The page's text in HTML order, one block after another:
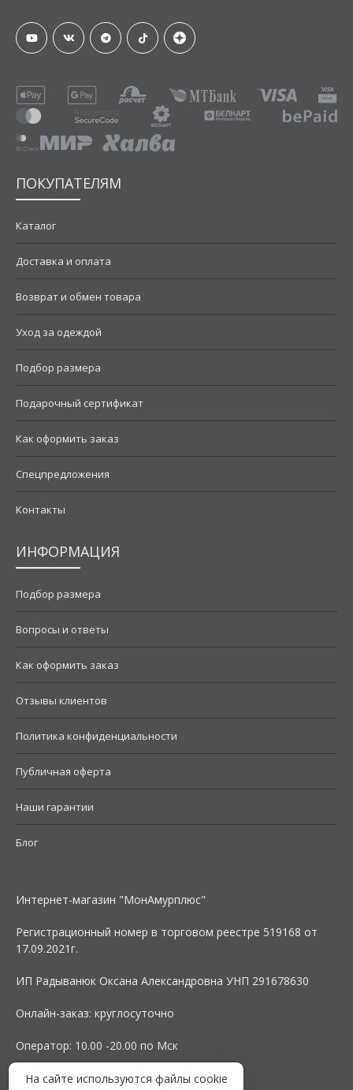
ПОКУПАТЕЛЯМ
Каталог
Доставка и оплата
Возврат и обмен товара
Уход за одеждой
Подбор размера
Подарочный сертификат
Как оформить заказ
Спецпредложения
Контакты
ИНФОРМАЦИЯ
Подбор размера
Вопросы и ответы
Как оформить заказ
Отзывы клиентов
Политика конфиденциальности
Публичная оферта
Наши гарантии
Блог
Интернет-магазин "МонАмурплюс"
Регистрационный номер в торговом реестре 519168 от
17.09.2021г.
ИП Радыванюк Оксана Александровна УНП 291678630
Онлайн-заказ: круглосуточно
Оператор: 10.00 -20.00 по Мск
На сайте используются файлы cookie